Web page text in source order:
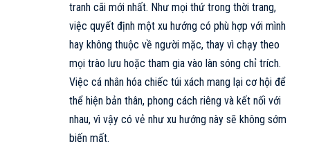
tranh cãi mới nhất. Như mọi thứ trong thời trang,
việc quyết định một xu hướng có phù hợp với mình
hay không thuộc về người mặc, thay vì chạy theo
mọi trào lưu hoặc tham gia vào làn sóng chỉ trích.
Việc cá nhân hóa chiếc túi xách mang lại cơ hội để
thể hiện bản thân, phong cách riêng và kết nối với
nhau, vì vậy có vẻ như xu hướng này sẽ không sớm
biến mất.